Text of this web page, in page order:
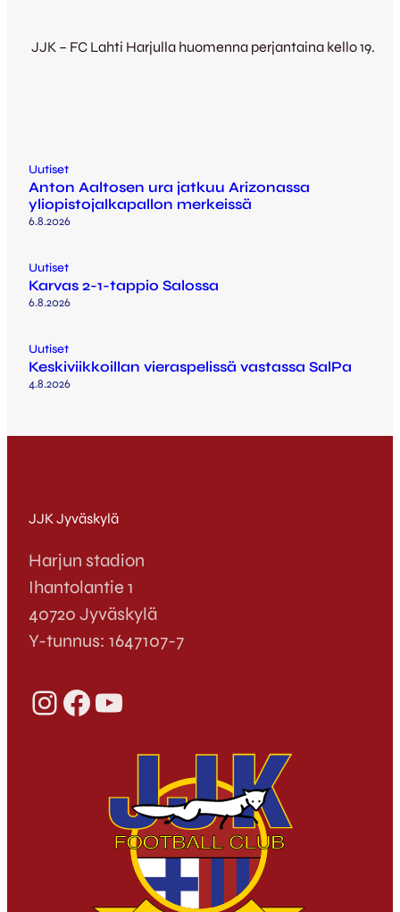
JJK – FC Lahti Harjulla huomenna perjantaina kello 19.
Uutiset
Anton Aaltosen ura jatkuu Arizonassa
yliopistojalkapallon merkeissä
6.8.2026
Uutiset
Karvas 2-1-tappio Salossa
6.8.2026
Uutiset
Keskiviikkoillan vieraspelissä vastassa SalPa
4.8.2026
JJK Jyväskylä
Harjun stadion
Ihantolantie 1
40720 Jyväskylä
Y-tunnus: 1647107-7
InstagramFacebook YouTube